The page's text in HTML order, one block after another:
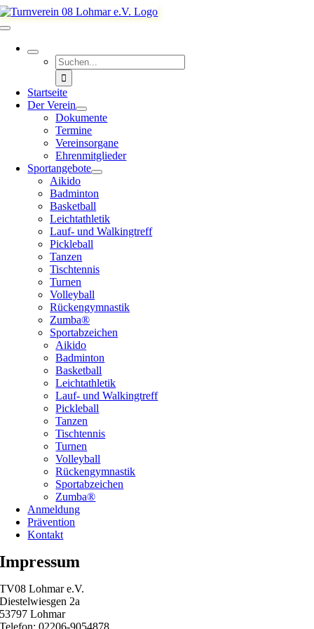
Zum
Inhalt
Toggle
Suche
nach:
Startseite
Der Verein
Dokumente
Termine
Vereinsorgane
Ehrenmitglieder
Sportangebote
Aikido
Badminton
Basketball
Leichtathletik
Lauf- und Walkingtreff
Pickleball
Tanzen
Tischtennis
Turnen
Volleyball
Rückengymnastik
Zumba®
Sportabzeichen
Aikido
Badminton
Basketball
Leichtathletik
Lauf- und Walkingtreff
Pickleball
Tanzen
Tischtennis
Turnen
Volleyball
Rückengymnastik
Sportabzeichen
Zumba®
Anmeldung
Prävention
Kontakt
Impressum
TV08 Lohmar e.V.
Diestelwiesgen 2a
53797 Lohmar
Telefon: 02206-9054878